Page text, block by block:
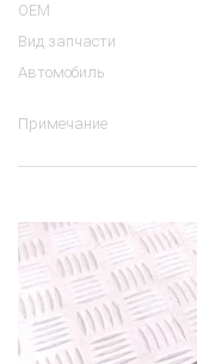
OEM
Вид запчасти
Автомобиль
Примечание